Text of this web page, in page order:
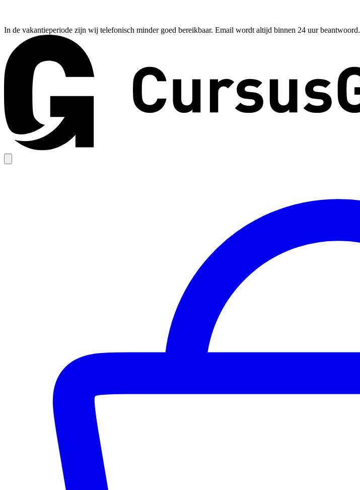
In de vakantieperiode zijn wij telefonisch minder goed bereikbaar. Email wordt altijd binnen 24 uur beantwoord.